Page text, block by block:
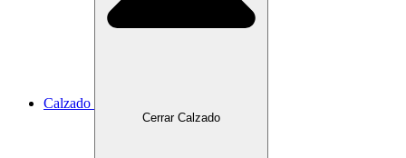
Calzado
Cerrar Calzado